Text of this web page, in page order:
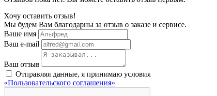
Хочу оставить отзыв!
Мы будем Вам благодарны за отзыв о заказе и сервисе.
Ваше имя
Ваш e-mail
Ваш отзыв
Отправляя данные, я принимаю условия
«Пользовательского соглашения»